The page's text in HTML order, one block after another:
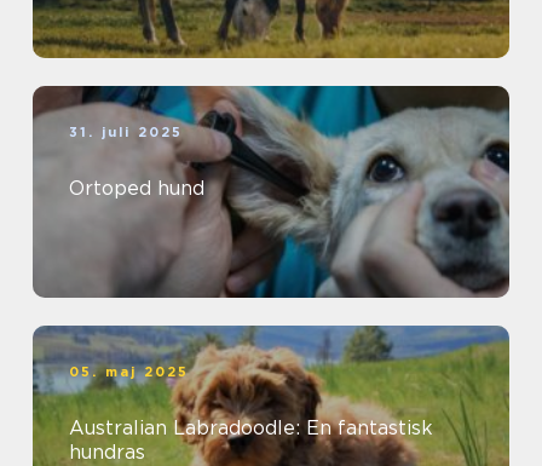
31. juli 2025
Ortoped hund
05. maj 2025
Australian Labradoodle: En fantastisk
hundras